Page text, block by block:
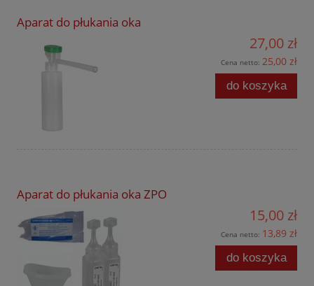
Aparat do płukania oka
27,00 zł
Cena netto: 25,00 zł
do koszyka
Aparat do płukania oka ZPO
15,00 zł
Cena netto: 13,89 zł
do koszyka